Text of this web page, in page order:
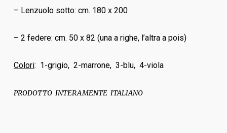
– Lenzuolo sotto: cm. 180 x 200
– 2 federe: cm. 50 x 82 (una a righe, l’altra a pois)
Colori: 1-grigio, 2-marrone, 3-blu, 4-viola
PRODOTTO INTERAMENTE ITALIANO